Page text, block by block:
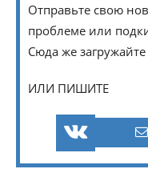
Отправьте свою
проблеме или
Сюда же
ИЛИ ПИШИТЕ